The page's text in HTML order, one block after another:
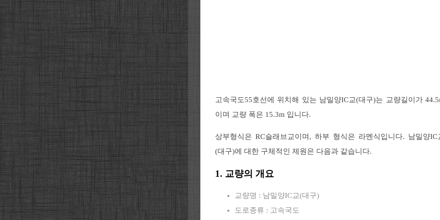
고속국도55호선에 위치해 있는 남밀양IC교(대구)는 교량길이가
이며 교량 폭은 15.3m 입니다.
상부형식은 RC슬래브교이며, 하부 형식은 라멘식입니다. 남밀양IC
(대구)에 대한 구체적인 제원은 다음과 같습니다.
1. 교량의 개요
교량명 : 남밀양IC교(대구)
도로종류 : 고속국도